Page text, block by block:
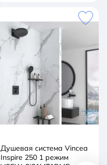
Душевая система Vincea
Inspire 250 1 режим